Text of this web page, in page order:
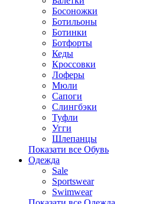
Босоножки
Ботильоны
Ботинки
Ботфорты
Кеды
Кроссовки
Лоферы
Мюли
Сапоги
Слингбэки
Туфли
Угги
Шлепанцы
Показати все Обувь
Одежда
Sale
Sportswear
Swimwear